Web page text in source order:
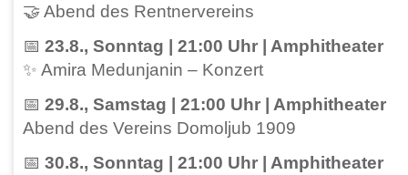
🤝 Abend des Rentnervereins
📅 23.8., Sonntag | 21:00 Uhr | Amphitheater
✨ Amira Medunjanin – Konzert
📅 29.8., Samstag | 21:00 Uhr | Amphitheater
Abend des Vereins Domoljub 1909
📅 30.8., Sonntag | 21:00 Uhr | Amphitheater